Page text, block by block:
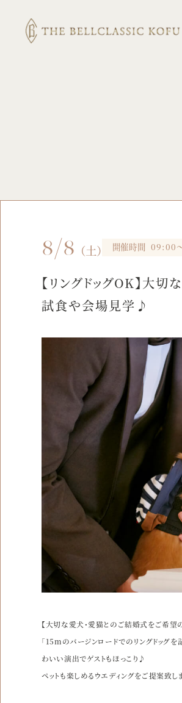
8/8 （土） 開催時間 09:00
【リングドッグOK】大
試食や会場見学♪
【大切な愛犬・愛猫とのご結婚式をご希望
「15mのバージンロードでのリングドッグ
わいい演出でゲストもほっこり♪
ペットも楽しめるウエディングをご提案致し